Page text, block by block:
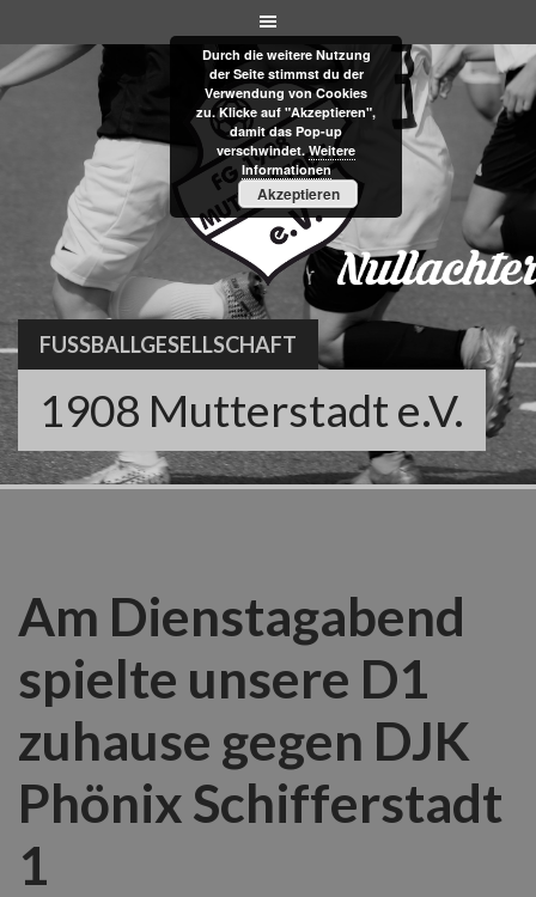
to
content
FUSSBALLGESELLSCHAFT
1908 Mutterstadt e.V.
Am Dienstagabend
spielte unsere D1
zuhause gegen DJK
Phönix Schifferstadt
1
Durch die weitere Nutzung
der Seite stimmst du der
Verwendung von Cookies
zu. Klicke auf "Akzeptieren",
damit das Pop-up
verschwindet.Weitere
Informationen
Akzeptieren